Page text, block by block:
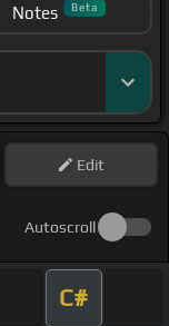
Notes Beta
Edit
Autoscroll
C#